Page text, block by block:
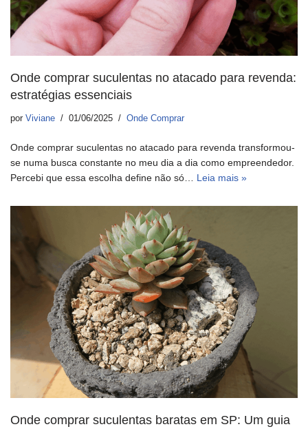
Onde comprar suculentas no atacado para revenda:
estratégias essenciais
por Viviane 01/06/2025 Onde Comprar
Onde comprar suculentas no atacado para revenda transformou-
se numa busca constante no meu dia a dia como empreendedor.
Percebi que essa escolha define não só… Leia mais »
Onde comprar suculentas baratas em SP: Um guia